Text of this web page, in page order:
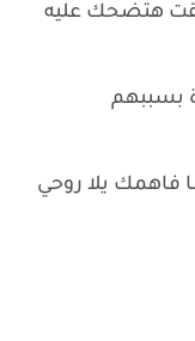
هتضحك عليه
بسببهم
فاهمك يلا روحي